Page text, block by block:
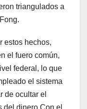
triangulados a
estos hechos,
el fuero común,
federal, lo que
el sistema
de ocultar el